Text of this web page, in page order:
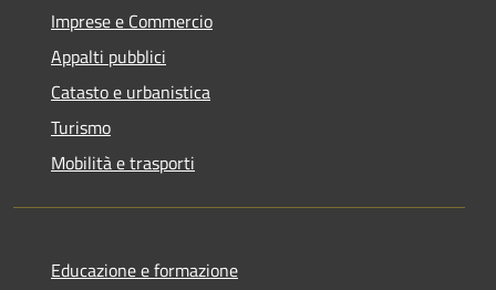
Imprese e Commercio
Appalti pubblici
Catasto e urbanistica
Turismo
Mobilità e trasporti
Educazione e formazione